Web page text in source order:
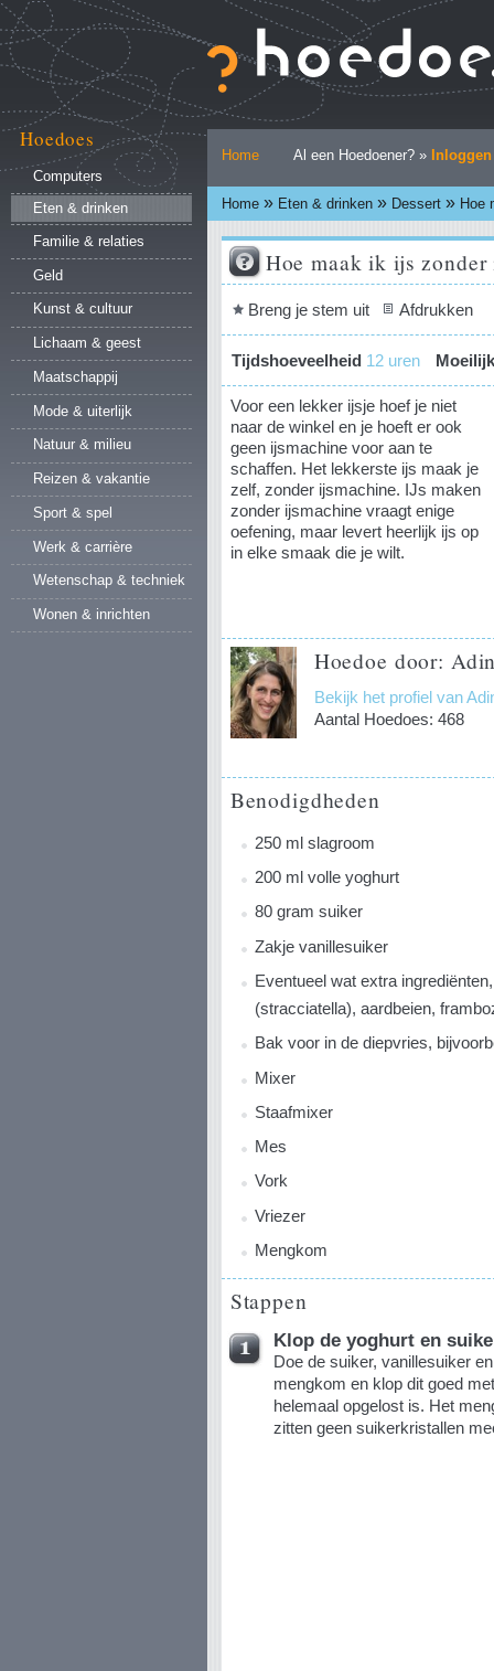
naar
inhoud.
Ga
naar
navigatie
Persoonlijke
hulpmiddelen
Home Al een Hoedoener? » Inloggen
Home » Eten & drinken » Dessert » Hoe
Hoedoes
Computers
Eten & drinken
Familie & relaties
Geld
Kunst & cultuur
Lichaam & geest
Maatschappij
Mode & uiterlijk
Natuur & milieu
Reizen & vakantie
Sport & spel
Werk & carrière
Wetenschap & techniek
Wonen & inrichten
Hoe maak ik ijs zonder
Document
Breng je stem uit Afdrukken
Tijdshoeveelheid 12 uren
Voor een lekker ijsje hoef je niet
naar de winkel en je hoeft er ook
geen ijsmachine voor aan te
schaffen. Het lekkerste ijs maak je
zelf, zonder ijsmachine. IJs maken
zonder ijsmachine vraagt enige
oefening, maar levert heerlijk ijs op
in elke smaak die je wilt.
Hoedoe door:
Bekijk het profiel van
Aantal Hoedoes: 468
Benodigdheden
250 ml slagroom
200 ml volle yoghurt
80 gram suiker
Zakje vanillesuiker
Eventueel wat extra
(stracciatella), aardbeien,
Bak voor in de diepvries,
Mixer
Staafmixer
Mes
Vork
Vriezer
Mengkom
Stappen
Klop de yoghurt en
Doe de suiker, vanillesuiker
mengkom en klop dit goed
helemaal opgelost is. Het
zitten geen suikerkristallen